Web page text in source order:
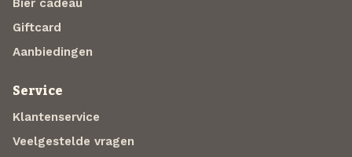
Bier cadeau
Giftcard
Aanbiedingen
Service
Klantenservice
Veelgestelde vragen